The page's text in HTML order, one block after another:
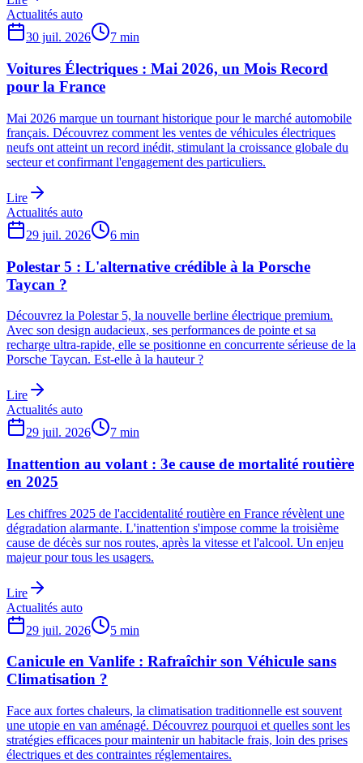
Actualités auto
30 juil. 2026
7 min
Voitures Électriques : Mai 2026, un Mois Record
pour la France
Mai 2026 marque un tournant historique pour le marché automobile
français. Découvrez comment les ventes de véhicules électriques
neufs ont atteint un record inédit, stimulant la croissance globale du
secteur et confirmant l'engagement des particuliers.
Lire
Actualités auto
29 juil. 2026
6 min
Polestar 5 : L'alternative crédible à la Porsche
Taycan ?
Découvrez la Polestar 5, la nouvelle berline électrique premium.
Avec son design audacieux, ses performances de pointe et sa
recharge ultra-rapide, elle se positionne en concurrente sérieuse de la
Porsche Taycan. Est-elle à la hauteur ?
Lire
Actualités auto
29 juil. 2026
7 min
Inattention au volant : 3e cause de mortalité routière
en 2025
Les chiffres 2025 de l'accidentalité routière en France révèlent une
dégradation alarmante. L'inattention s'impose comme la troisième
cause de décès sur nos routes, après la vitesse et l'alcool. Un enjeu
majeur pour tous les usagers.
Lire
Actualités auto
29 juil. 2026
5 min
Canicule en Vanlife : Rafraîchir son Véhicule sans
Climatisation ?
Face aux fortes chaleurs, la climatisation traditionnelle est souvent
une utopie en van aménagé. Découvrez pourquoi et quelles sont les
stratégies efficaces pour maintenir un habitacle frais, loin des prises
électriques et des contraintes réglementaires.